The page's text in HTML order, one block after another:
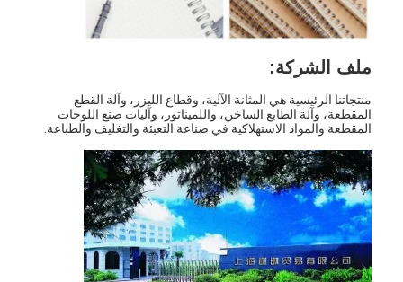
معلومات عنا
جولة في المعمل
مراقبة الجودة
اتصل بنا
أخبار
حالات
ملف الشركة:
منتجاتنا الرئيسية هي المثانة الآلية، وقطاع الليزر، وآلة القطع
المقطعة، وآلة الطابع الساخن، واللميناتور، وآليات صنع اللوحات
المقطعة والمواد الاستهلاكية في صناعة التعبئة والتغليف والطباعة.